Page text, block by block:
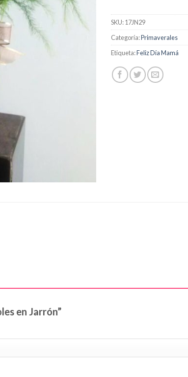
SKU:17JN29
Categoría:Primaverales
Etiqueta:Feliz Día Mamá
en Jarrón”